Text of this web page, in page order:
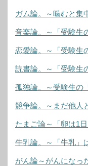
ガム論。～噛むと集
音楽論。～「受験生
恋愛論。～「受験生
読書論。～「受験生
孤独論。～受験生の
競争論。～まだ他人
たまご論～「卵は1
牛乳論。～「牛乳」
がん論～がんになっ